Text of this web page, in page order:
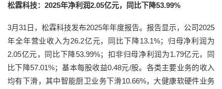
松霖科技：2025年净利润2.05亿元，同比下降53.99%
3月31日，松霖科技发布2025年年度报告。报告显示，公司2025
年全年营业收入为26.2亿元，同比下降13.1%；归母净利润为
2.05亿元，同比下降53.99%；扣非归母净利润为1.79亿元，同
比下降57.01%；基本每股收益0.48元/股。各类主要业务的收入
均有下滑，其中智能厨卫业务下滑10.66%，大健康软硬件业务